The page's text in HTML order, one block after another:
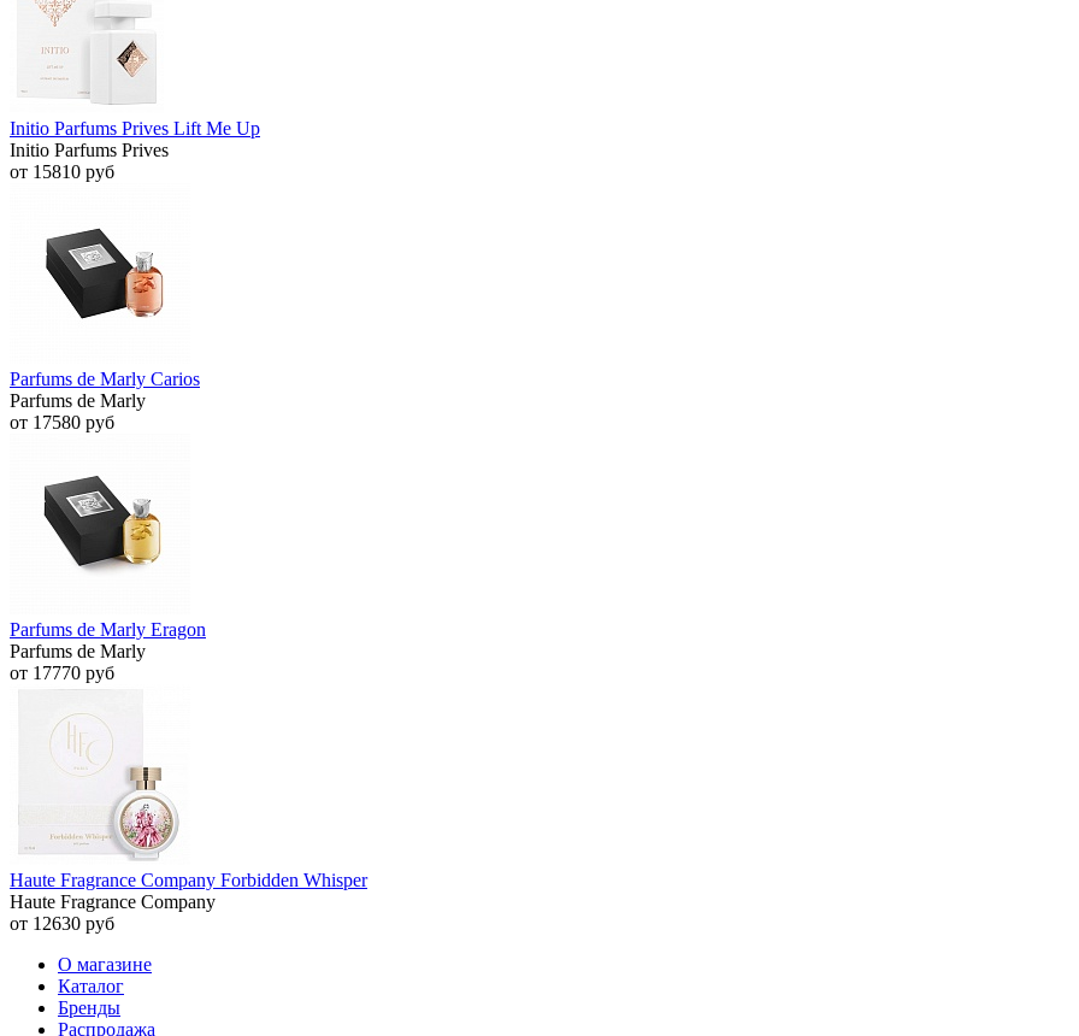
Initio Parfums Prives Lift Me Up
Initio Parfums Prives
от 15810 руб
Parfums de Marly Carios
Parfums de Marly
от 17580 руб
Parfums de Marly Eragon
Parfums de Marly
от 17770 руб
Haute Fragrance Company Forbidden Whisper
Haute Fragrance Company
от 12630 руб
О магазине
Каталог
Бренды
Распродажа